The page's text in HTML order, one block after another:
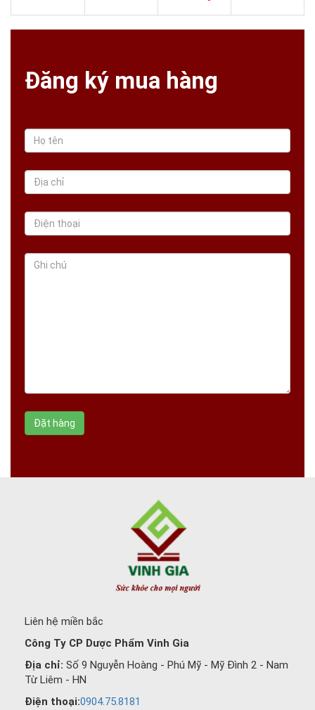
Đăng ký mua hàng
Liên hệ miền bắc
Công Ty CP Dược Phẩm Vinh Gia
Địa chỉ: Số 9 Nguyễn Hoàng - Phú Mỹ - Mỹ Đình 2 - Nam
Từ Liêm - HN
Điện thoại:0904.75.8181